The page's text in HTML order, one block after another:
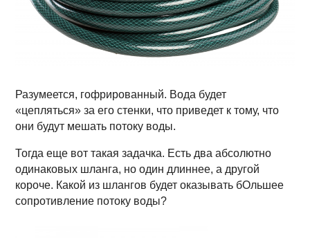
Разумеется, гофрированный. Вода будет
«цепляться» за его стенки, что приведет к тому, что
они будут мешать потоку воды.
Тогда еще вот такая задачка. Есть два абсолютно
одинаковых шланга, но один длиннее, а другой
короче. Какой из шлангов будет оказывать бОльшее
сопротивление потоку воды?